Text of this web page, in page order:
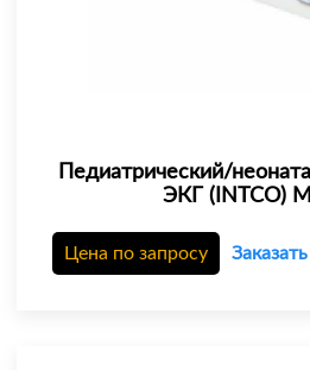
Педиатрический/
ЭКГ (INTCO)
Цена по запросу Заказать